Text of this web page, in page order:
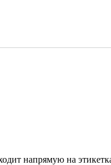
напрямую на